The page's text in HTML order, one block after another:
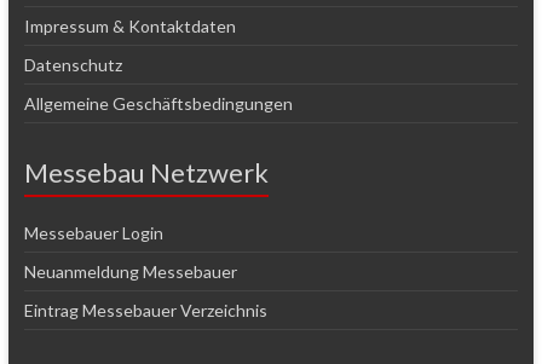
Impressum & Kontaktdaten
Datenschutz
Allgemeine Geschäftsbedingungen
Messebau Netzwerk
Messebauer Login
Neuanmeldung Messebauer
Eintrag Messebauer Verzeichnis